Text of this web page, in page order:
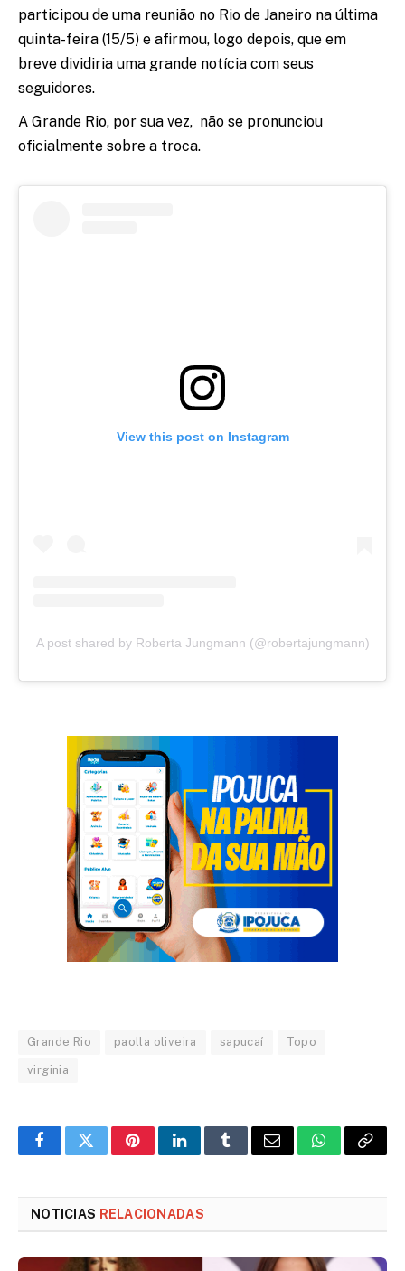
participou de uma reunião no Rio de Janeiro na última
quinta-feira (15/5) e afirmou, logo depois, que em
breve dividiria uma grande notícia com seus
seguidores.
A Grande Rio, por sua vez, não se pronunciou
oficialmente sobre a troca.
View this post on Instagram
A post shared by Roberta Jungmann (@robertajungmann)
Grande Rio paolla oliveira sapucaí Topo
virginia
FacebookTwitterPinterestLinkedInTumblrEmail WhatsApp
Copy
NOTICIAS RELACIONADAS